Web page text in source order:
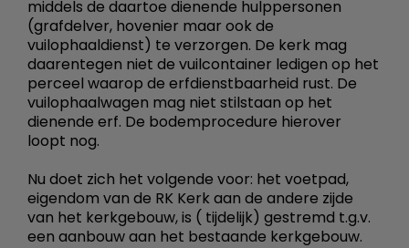
middels de daartoe dienende hulppersonen
(grafdelver, hovenier maar ook de
vuilophaaldienst) te verzorgen. De kerk mag
daarentegen niet de vuilcontainer ledigen op het
perceel waarop de erfdienstbaarheid rust. De
vuilophaalwagen mag niet stilstaan op het
dienende erf. De bodemprocedure hierover
loopt nog.
Nu doet zich het volgende voor: het voetpad,
eigendom van de RK Kerk aan de andere zijde
van het kerkgebouw, is ( tijdelijk) gestremd t.g.v.
een aanbouw aan het bestaande kerkgebouw.